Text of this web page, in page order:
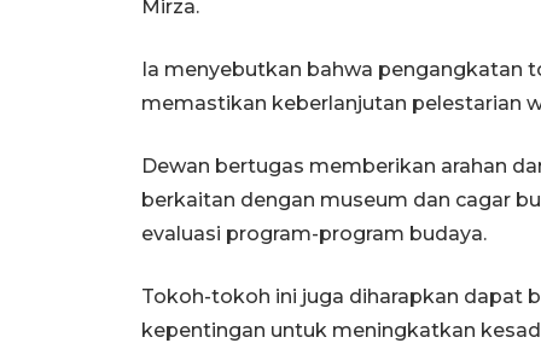
Mirza.
Ia menyebutkan bahwa pengangkatan
memastikan keberlanjutan pelestarian
Dewan bertugas memberikan arahan
berkaitan dengan museum dan cagar
evaluasi program-program budaya.
Tokoh-tokoh ini juga diharapkan dapat
kepentingan untuk meningkatkan